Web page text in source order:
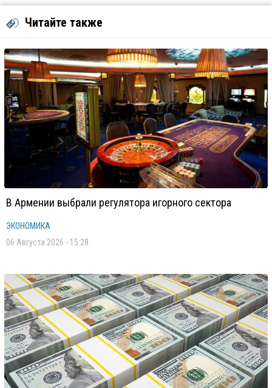
Читайте также
В Армении выбрали регулятора игорного сектора
ЭКОНОМИКА
06 Августа 2026 - 15:28